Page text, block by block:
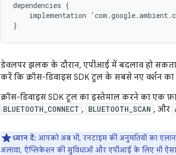
dependencies {
implementation
' com .google.ambient.
}
डेवलपर झलक के दौरान, एपीआई में बदलाव हो
करें कि क्रॉस-डिवाइस SDK टूल के सबसे नए वर्शन का
क्रॉस-डिवाइस SDK टूल का इस्तेमाल करने का एक
BLUETOOTH_CONNECT , BLUETOOTH_SCAN , और
ध्यान दें: आपको अब भी, रनटाइम की अनुमतियों का
अलावा, ऐप्लिकेशन की सुविधाओं और एपीआई के लिए भी